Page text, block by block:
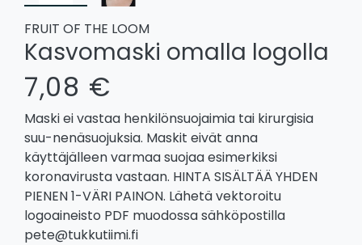
FRUIT OF THE LOOM
Kasvomaski omalla logolla
7,08 €
Maski ei vastaa henkilönsuojaimia tai kirurgisia
suu-nenäsuojuksia. Maskit eivät anna
käyttäjälleen varmaa suojaa esimerkiksi
koronavirusta vastaan. HINTA SISÄLTÄÄ YHDEN
PIENEN 1-VÄRI PAINON. Lähetä vektoroitu
logoaineisto PDF muodossa sähköpostilla
pete@tukkutiimi.fi